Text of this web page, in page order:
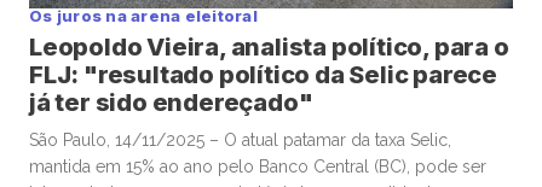
Os juros na arena eleitoral
Leopoldo Vieira, analista político, para o
FLJ: "resultado político da Selic parece
já ter sido endereçado"
São Paulo, 14/11/2025 – O atual patamar da taxa Selic,
mantida em 15% ao ano pelo Banco Central (BC), pode ser